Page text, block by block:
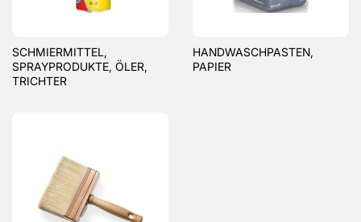
SCHMIERMITTEL,
SPRAYPRODUKTE, ÖLER,
TRICHTER
HANDWASCHPASTEN,
PAPIER